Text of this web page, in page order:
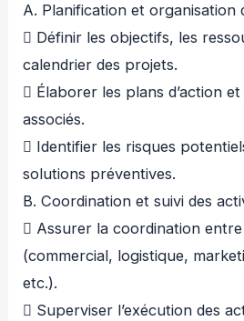
A. Planification et organisation
 Définir les objectifs, les
calendrier des projets.
 Élaborer les plans d’action
associés.
 Identifier les risques
solutions préventives.
B. Coordination et suivi des
 Assurer la coordination entre
(commercial, logistique,
etc.).
 Superviser l’exécution des